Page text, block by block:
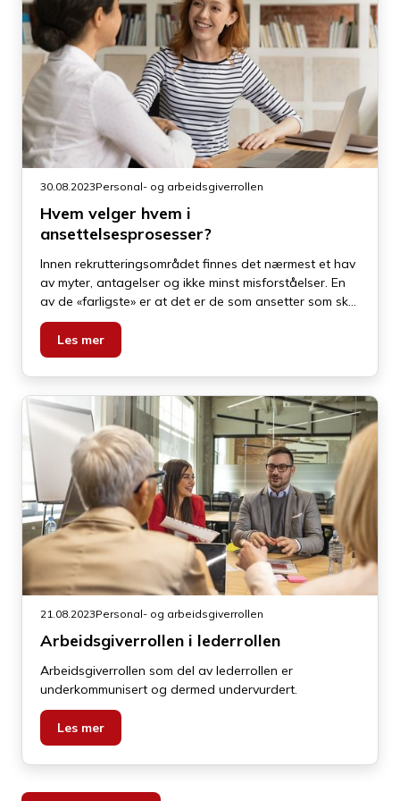
30.08.2023Personal- og arbeidsgiverrollen
Hvem velger hvem i
ansettelsesprosesser?
Innen rekrutteringsområdet finnes det nærmest et hav
av myter, antagelser og ikke minst misforståelser. En
av de «farligste» er at det er de som ansetter som skal
velge. Det er de som skal sørge for å «oppfylle» det
særdeles misvisende begrepet «Rett person på rett
plass». Jeg skal ta for meg det ved en senere
anledning.
Les mer
21.08.2023Personal- og arbeidsgiverrollen
Arbeidsgiverrollen i lederrollen
Arbeidsgiverrollen som del av lederrollen er
underkommunisert og dermed undervurdert​.
Les mer